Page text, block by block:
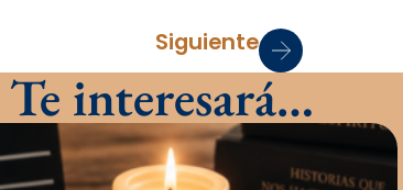
Siguiente
Te interesará…